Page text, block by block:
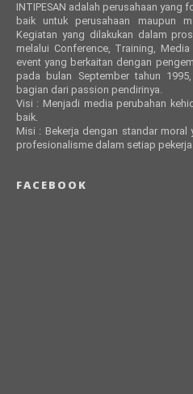
INTIPESAN adalah perusahaan yang
baik untuk perusahaan maupun
Kegiatan yang dilakukan dalam
melalui Conference, Training,
event yang berkaitan dengan
pada bulan September tahun
bagian dari passion pendirinya.
Visi : Menjadi media perubahan
baik.
Misi : Bekerja dengan standar
profesionalisme dalam setiap
FACEBOOK